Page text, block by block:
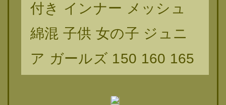
付き インナー メッシュ
綿混 子供 女の子 ジュニ
ア ガールズ 150 160 165